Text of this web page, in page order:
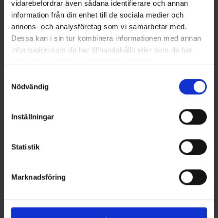
vidarebefordrar även sådana identifierare och annan
information från din enhet till de sociala medier och
annons- och analysföretag som vi samarbetar med.
Dessa kan i sin tur kombinera informationen med annan
information som du har tillhandahållit eller som de har
Nödvändig
Inställningar
Statistik
Marknadsföring
16 andra produkter i samma kategori: